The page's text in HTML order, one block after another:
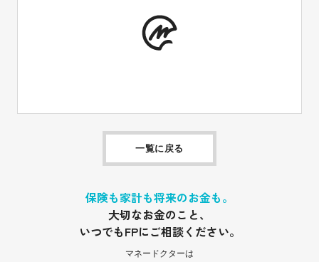
一覧に戻る
保険も家計も将来のお金も。
大切なお金のこと、
いつでもFPにご相談ください。
マネードクターは